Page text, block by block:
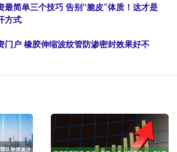
最简单三个技巧 告别“脆皮”体质！这才是
方式
门户 橡胶伸缩波纹管防渗密封效果好不